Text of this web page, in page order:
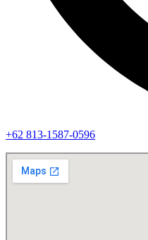
‪+62 813‑1587‑0596‬